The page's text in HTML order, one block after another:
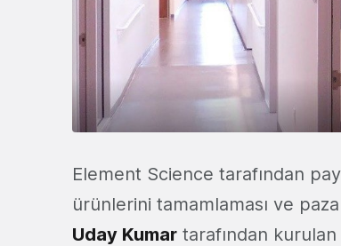
Element Science tarafından
ürünlerini tamamlaması ve
Uday Kumar tarafından